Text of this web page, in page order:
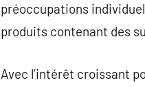
préoccupations
produits contenant des
Avec l’intérêt croissant